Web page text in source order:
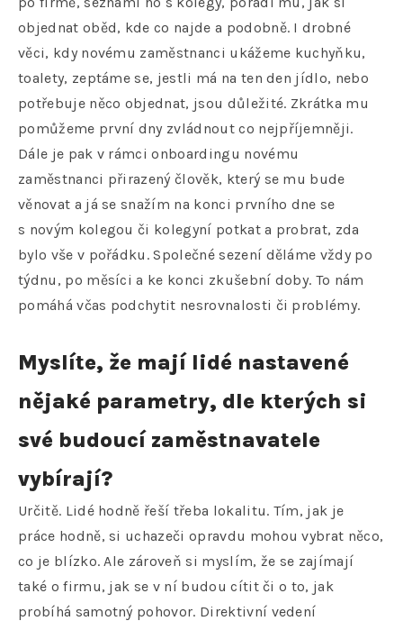
objednat oběd, kde co najde a podobně. I drobné
věci, kdy novému zaměstnanci ukážeme kuchyňku,
toalety, zeptáme se, jestli má na ten den jídlo, nebo
potřebuje něco objednat, jsou důležité. Zkrátka mu
pomůžeme první dny zvládnout co nejpříjemněji.
Dále je pak v rámci onboardingu novému
zaměstnanci přirazený člověk, který se mu bude
věnovat a já se snažím na konci prvního dne se
s novým kolegou či kolegyní potkat a probrat, zda
bylo vše v pořádku. Společné sezení děláme vždy po
týdnu, po měsíci a ke konci zkušební doby. To nám
pomáhá včas podchytit nesrovnalosti či problémy.
Myslíte, že mají lidé nastavené
nějaké parametry, dle kterých si
své budoucí zaměstnavatele
vybírají?
Určitě. Lidé hodně řeší třeba lokalitu. Tím, jak je
práce hodně, si uchazeči opravdu mohou vybrat něco,
co je blízko. Ale zároveň si myslím, že se zajímají
také o firmu, jak se v ní budou cítit či o to, jak
probíhá samotný pohovor. Direktivní vedení